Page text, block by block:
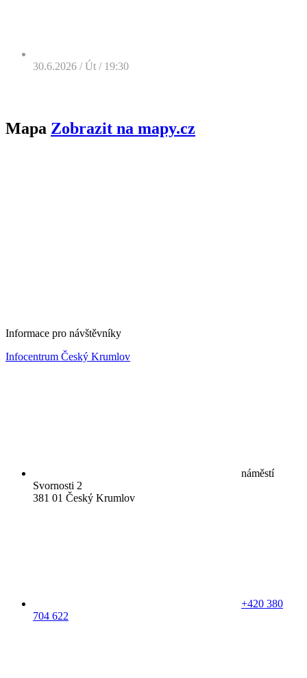
30.6.2026 / Út / 19:30
Mapa Zobrazit na mapy.cz
Informace pro návštěvníky
Infocentrum Český Krumlov
náměstí
Svornosti 2
381 01 Český Krumlov
+420 380
704 622